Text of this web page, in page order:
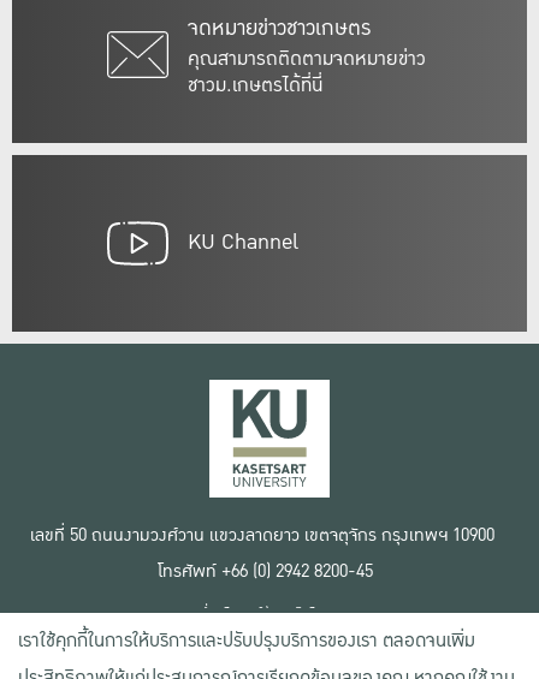
จดหมายข่าวชาวเกษตร
คุณสามารถติดตามจดหมายข่าว
ชาวม.เกษตรได้ที่นี่
KU Channel
เลขที่ 50 ถนนงามวงศ์วาน แขวงลาดยาว เขตจตุจักร กรุงเทพฯ 10900
โทรศัพท์ +66 (0) 2942 8200-45
เงื่อนไขการใช้งานเว็บไซต์
ข้อตกลงด้านสิทธิ์ใช้งาน
นโยบายความเป็นส่วนตัว
เราใช้คุกกี้ในการให้บริการและปรับปรุงบริการของเรา ตลอดจนเพิ่ม